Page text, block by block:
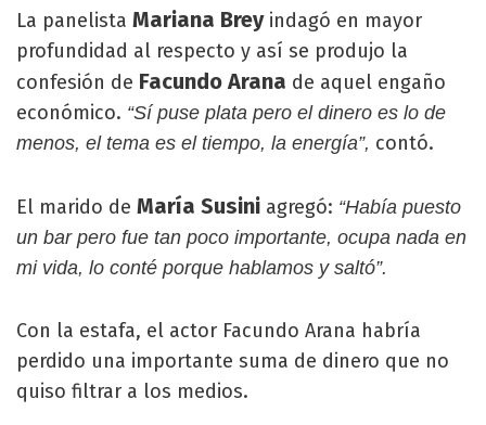
La panelista Mariana Brey indagó en mayor
profundidad al respecto y así se produjo la
confesión de Facundo Arana de aquel engaño
económico. “Sí puse plata pero el dinero es lo de
menos, el tema es el tiempo, la energía”, contó.
El marido de María Susini agregó: “Había puesto
un bar pero fue tan poco importante, ocupa nada en
mi vida, lo conté porque hablamos y saltó”.
Con la estafa, el actor Facundo Arana habría
perdido una importante suma de dinero que no
quiso filtrar a los medios.